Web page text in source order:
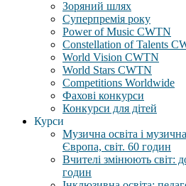
Зоряний шлях
Суперпремія року
Power of Music CWTN
Constellation of Talents
World Vision CWTN
World Stars CWTN
Competitions Worldwide
Фахові конкурси
Конкурси для дітей
Курси
Музична освіта і
Європа, світ. 60 годин
Вчителі змінюють світ:
годин